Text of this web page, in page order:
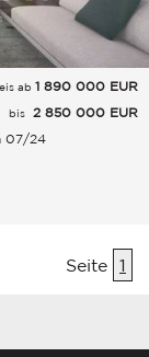
ab 1 890 000 EUR
bis 2 850 000 EUR
07/24
Seite 1